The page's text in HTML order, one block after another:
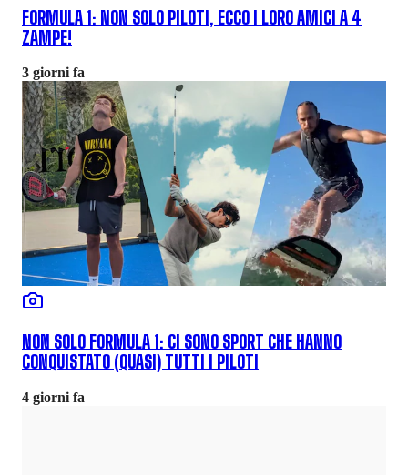
FORMULA 1: NON SOLO PILOTI, ECCO I LORO AMICI A 4
ZAMPE!
3 giorni fa
NON SOLO FORMULA 1: CI SONO SPORT CHE HANNO
CONQUISTATO (QUASI) TUTTI I PILOTI
4 giorni fa